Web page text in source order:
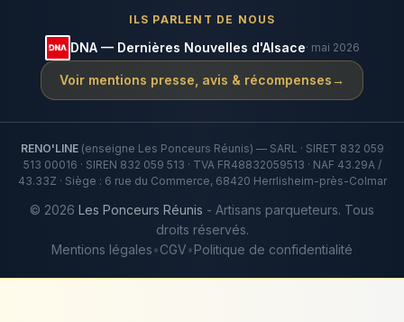
ILS PARLENT DE NOUS
DNA — Dernières Nouvelles d'Alsace· mai 2026
Voir mentions presse, avis & récompenses→
RENO'LINE(enseigne Les Ponceurs Réunis) — SARL · SIRET 832 059
513 00016 · SIREN 832 059 513 · TVA FR48832059513 · NAF 43.29A /
43.33Z · Siège : 6 rue du Commerce, 68420 Herrlisheim-près-Colmar
© 2026 Les Ponceurs Réunis - Artisans parqueteurs. Tous
droits réservés.
Mentions légales•CGV•Politique de confidentialité